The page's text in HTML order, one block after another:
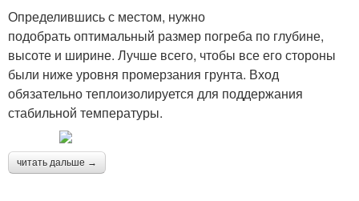
Определившись с местом, нужно
подобрать оптимальный размер погреба по глубине,
высоте и ширине. Лучше всего, чтобы все его стороны
были ниже уровня промерзания грунта. Вход
обязательно теплоизолируется для поддержания
стабильной температуры.
читать дальше →